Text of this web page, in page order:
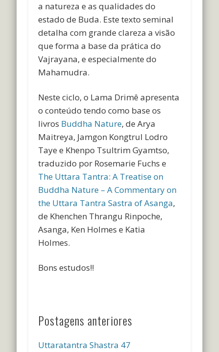
a natureza e as qualidades do
estado de Buda. Este texto seminal
detalha com grande clareza a visão
que forma a base da prática do
Vajrayana, e especialmente do
Mahamudra.
Neste ciclo, o Lama Drimê apresenta
o conteúdo tendo como base os
livros Buddha Nature, deArya
Maitreya, Jamgon Kongtrul Lodro
Taye e Khenpo Tsultrim Gyamtso,
traduzido por Rosemarie Fuchs e
The Uttara Tantra: A Treatise on
Buddha Nature – A Commentary on
the Uttara Tantra Sastra of Asanga,
de Khenchen Thrangu Rinpoche,
Asanga, Ken Holmes e Katia
Holmes.
Bons estudos!!
Postagens anteriores
Uttaratantra Shastra 47